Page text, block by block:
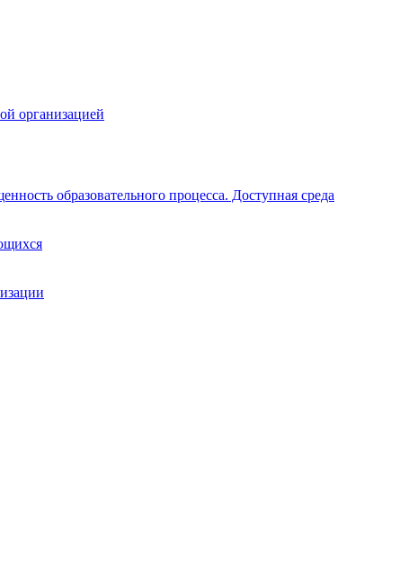
организацией
образовательного процесса. Доступная среда